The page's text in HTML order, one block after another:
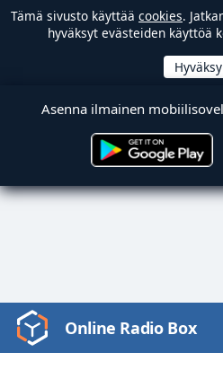
Tämä sivusto käyttää cookies.
hyväksyt evästeiden käyttöä
Asenna ilmainen
Video
Player
Online Radio Box